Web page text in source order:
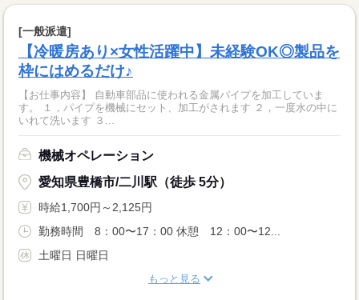
[一般派遣]
【冷暖房あり×女性活躍中】未経験OK◎製品を
枠にはめるだけ♪
【お仕事内容】 自動車部品に使われる金属パイプを加工していま
す。 １，パイプを機械にセット、加工がされます ２，一度水の中に
いれて洗います ３...
機械オペレーション
愛知県豊橋市/二川駅（徒歩 5分）
時給1,700円～2,125円
勤務時間 8：00〜17：00 休憩 12：00〜12...
土曜日 日曜日
もっと見る